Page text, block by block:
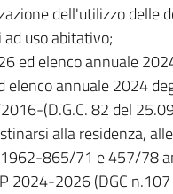
dell'utilizzo delle
uso abitativo;
ed elenco annuale
annuale 2024
(D.G.C. 82 del
alla residenza,
865/71 e 457/78
2024-2026 (DGC n.107